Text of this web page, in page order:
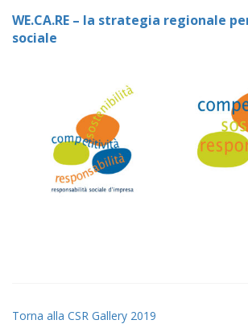
WE.CA.RE – la strategia regionale
sociale
Torna alla CSR Gallery 2019